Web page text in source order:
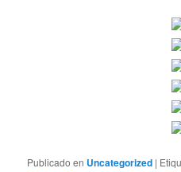
Publicado en Uncategorized |